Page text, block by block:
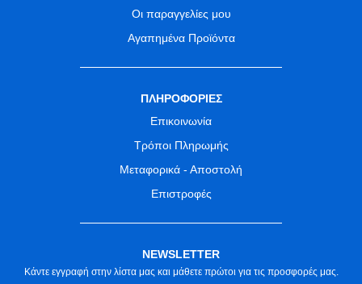
Οι παραγγελίες μου
Αγαπημένα Προϊόντα
ΠΛΗΡΟΦΟΡΙΕΣ
Επικοινωνία
Τρόποι Πληρωμής
Μεταφορικά - Αποστολή
Επιστροφές
NEWSLETTER
Κάντε εγγραφή στην λίστα μας και μάθετε πρώτοι για τις προσφορές μας.